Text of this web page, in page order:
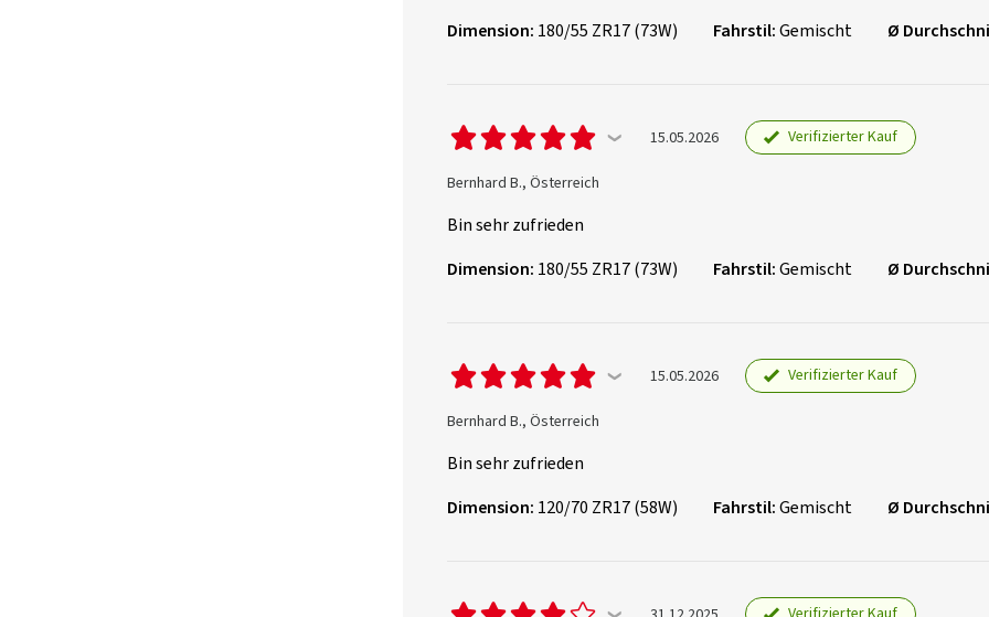
Dimension: 180/55 ZR17 (73W) Fahrstil:Gemischt Ø
15.05.2026 Verifizierter Kauf
Bernhard B., Österreich
Bin sehr zufrieden
Dimension: 180/55 ZR17 (73W) Fahrstil:Gemischt Ø
15.05.2026 Verifizierter Kauf
Bernhard B., Österreich
Bin sehr zufrieden
Dimension: 120/70 ZR17 (58W) Fahrstil:Gemischt Ø